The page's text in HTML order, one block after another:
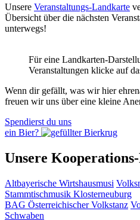
Unsere Veranstaltungs-Landkarte
Übersicht über die nächsten
unterwegs!
Für eine Landkarten-
Veranstaltungen klicke auf
Wenn dir gefällt, was wir hier
freuen wir uns über eine kleine
Spendierst du uns
ein Bier?
Unsere
Altbayerische Wirtshausmusi
Stammtischmusik Klosterneuburg
BAG Österreichischer Volkstanz
Schwaben